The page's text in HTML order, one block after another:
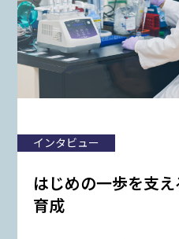
インタビュー
はじめの一歩を支
育成